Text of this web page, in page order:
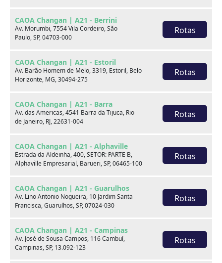
CAOA Changan | A21 - Berrini
Av. Morumbi, 7554 Vila Cordeiro, São
Paulo, SP, 04703-000
Rotas
CAOA Changan | A21 - Estoril
Av. Barão Homem de Melo, 3319, Estoril, Belo
Horizonte, MG, 30494-275
Rotas
CAOA Changan | A21 - Barra
Av. das Americas, 4541 Barra da Tijuca, Rio
de Janeiro, RJ, 22631-004
Rotas
CAOA Changan | A21 - Alphaville
Estrada da Aldeinha, 400, SETOR: PARTE B,
Alphaville Empresarial, Barueri, SP, 06465-100
Rotas
CAOA Changan | A21 - Guarulhos
Av. Lino Antonio Nogueira, 10 Jardim Santa
Francisca, Guarulhos, SP, 07024-030
Rotas
CAOA Changan | A21 - Campinas
Av. José de Sousa Campos, 116 Cambuí,
Campinas, SP, 13.092-123
Rotas
Seminovos em destaque
xxx
xxx
xxx